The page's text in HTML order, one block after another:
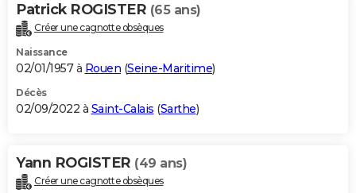
Patrick ROGISTER (65 ans)
Créer une cagnotte obsèques
Naissance
02/01/1957 à Rouen (Seine-Maritime)
Décès
02/09/2022 à Saint-Calais (Sarthe)
Yann ROGISTER (49 ans)
Créer une cagnotte obsèques